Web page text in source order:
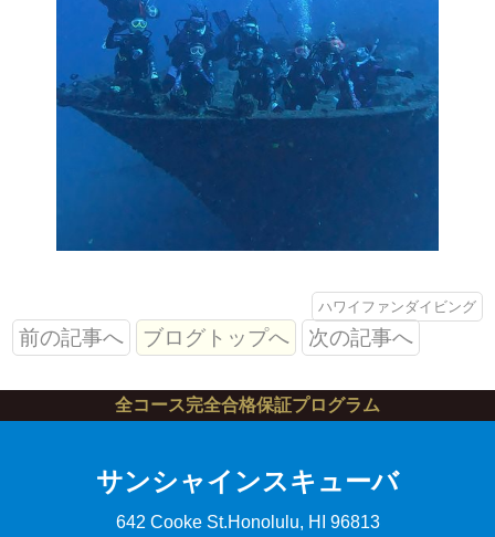
ハワイファンダイビング
前の記事へ ブログトップへ 次の記事へ
全コース完全合格保証プログラム
サンシャインスキューバ
642 Cooke St.Honolulu, HI 96813